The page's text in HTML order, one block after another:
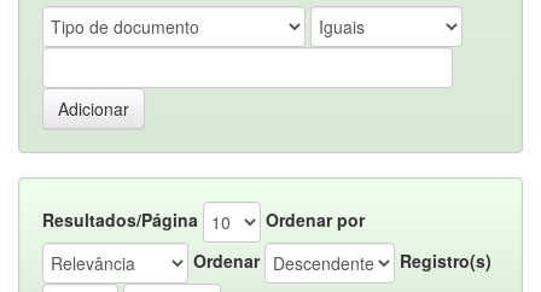
Resultados/Página
Ordenar por
Ordenar
Registro(s)